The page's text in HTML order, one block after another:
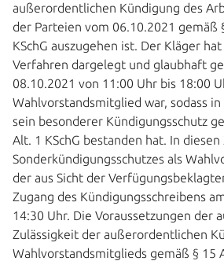
außerordentlichen Kündigung des
der Parteien vom 06.10.2021 gemäß
KSchG auszugehen ist. Der Kläger
Verfahren dargelegt und glaubhaft
08.10.2021 von 11:00 Uhr bis 18:00
Wahlvorstandsmitglied war, sodass
sein besonderer Kündigungsschutz
Alt. 1 KSchG bestanden hat. In
Sonderkündigungsschutzes als
der aus Sicht der
Zugang des Kündigungsschreibens
14:30 Uhr. Die Voraussetzungen der
Zulässigkeit der außerordentlichen
Wahlvorstandsmitglieds gemäß § 15